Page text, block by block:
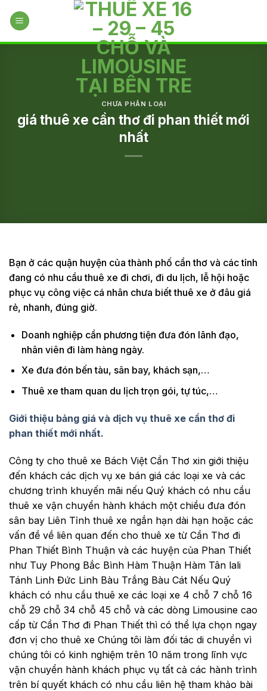
CHƯA PHÂN LOẠI
giá thuê xe cần thơ đi phan thiết mới
nhất
Bạn ở các quận huyện của thành phố cần thơ và các tỉnh
đang có nhu cầu thuê xe đi chơi, đi du lịch, lễ hội hoặc
phục vụ công việc cá nhân chưa biết thuê xe ở đâu giá
rẻ, nhanh, đúng giờ.
Doanh nghiệp cần phương tiện đưa đón lãnh đạo,
nhân viên đi làm hàng ngày.
Xe đưa đón bến tàu, sân bay, khách sạn,…
Thuê xe tham quan du lịch trọn gói, tự túc,…
Giới thiệu bảng giá và dịch vụ thuê xe cần thơ đi
phan thiết mới nhất.
Công ty cho thuê xe Bách Việt Cần Thơ xin giới thiệu
đến khách các dịch vụ xe bán giá các loại xe và các
chương trình khuyến mãi nếu Quý khách có nhu cầu
thuê xe vận chuyển hành khách một chiều đưa đón
sân bay Liên Tỉnh thuê xe ngắn hạn dài hạn hoặc các
vấn đề về liên quan đến cho thuê xe từ Cần Thơ đi
Phan Thiết Bình Thuận và các huyện của Phan Thiết
như Tuy Phong Bắc Bình Hàm Thuận Hàm Tân lali
Tánh Linh Đức Linh Bàu Trắng Bàu Cát Nếu Quý
khách có nhu cầu thuê xe các loại xe 4 chỗ 7 chỗ 16
chỗ 29 chỗ 34 chỗ 45 chỗ và các dòng Limousine cao
cấp từ Cần Thơ đi Phan Thiết thì có thể lựa chọn ngay
đơn vị cho thuê xe Chúng tôi làm đối tác di chuyển vì
chúng tôi có kinh nghiệm trên 10 năm trong lĩnh vực
vận chuyển hành khách phục vụ tất cả các hành trình
trên bí quyết khách có nhu cầu liên hệ tham khảo bài